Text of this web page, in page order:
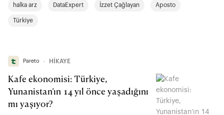
yönetim kurulları borsaya ne kadar hazır?
ICCONSULTING Yönetim Kurulu Başkanı ve
halka arz DataExpert İzzet Çağlayan Aposto
Türkiye
Pareto ∙ HİKAYE
Kafe ekonomisi: Türkiye,
Yunanistan’ın 14 yıl önce yaşadığını
mı yaşıyor?